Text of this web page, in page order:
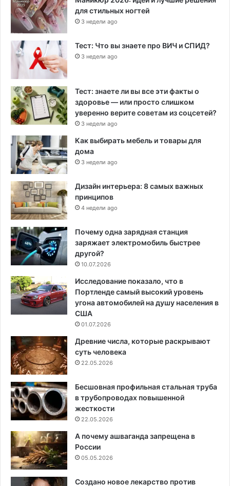
для стильных ногтей
3 недели ago
Тест: Что вы знаете про ВИЧ и СПИД?
3 недели ago
Тест: знаете ли вы все эти факты о
здоровье — или просто слишком
уверенно верите советам из соцсетей?
3 недели ago
Как выбирать мебель и товары для
дома
3 недели ago
Дизайн интерьера: 8 самых важных
принципов
4 недели ago
Почему одна зарядная станция
заряжает электромобиль быстрее
другой?
10.07.2026
Исследование показало, что в
Портленде самый высокий уровень
угона автомобилей на душу населения в
США
01.07.2026
Древние числа, которые раскрывают
суть человека
22.05.2026
Бесшовная профильная стальная труба
в трубопроводах повышенной
жесткости
22.05.2026
А почему ашваганда запрещена в
России
05.05.2026
Создано новое лекарство против